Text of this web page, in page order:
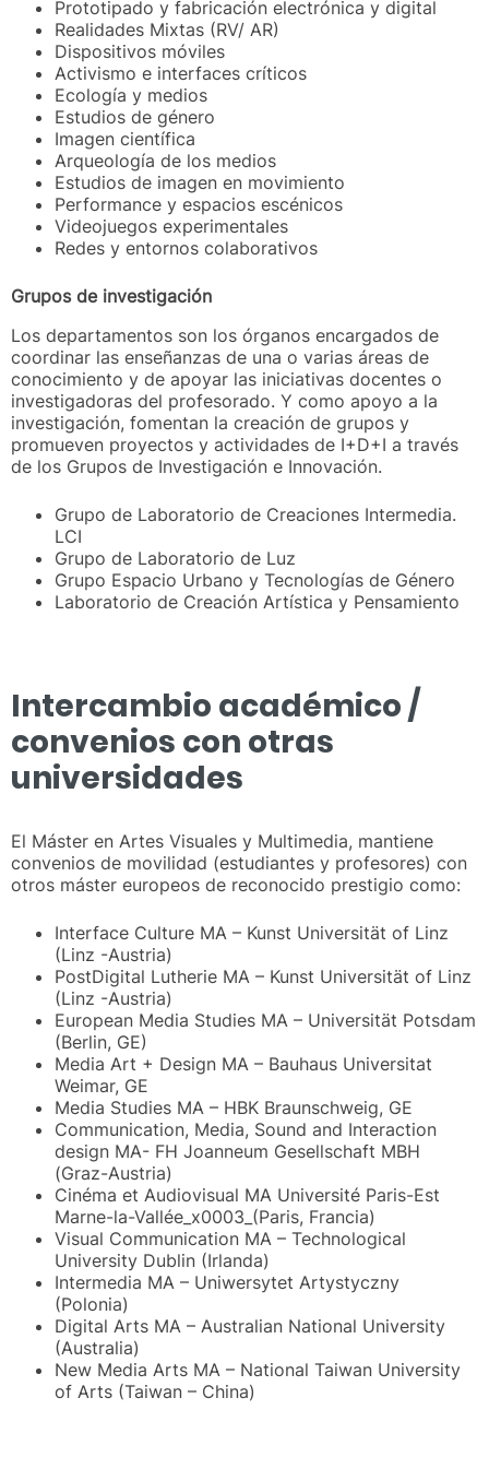
Prototipado y fabricación electrónica y digital
Realidades Mixtas (RV/ AR)
Dispositivos móviles
Activismo e interfaces críticos
Ecología y medios
Estudios de género
Imagen científica
Arqueología de los medios
Estudios de imagen en movimiento
Performance y espacios escénicos
Videojuegos experimentales
Redes y entornos colaborativos
Grupos de investigación
Los departamentos son los órganos encargados de
coordinar las enseñanzas de una o varias áreas de
conocimiento y de apoyar las iniciativas docentes o
investigadoras del profesorado. Y como apoyo a la
investigación, fomentan la creación de grupos y
promueven proyectos y actividades de I+D+I a través
de los Grupos de Investigación e Innovación.
Grupo de Laboratorio de Creaciones Intermedia.
LCI
Grupo de Laboratorio de Luz
Grupo Espacio Urbano y Tecnologías de Género
Laboratorio de Creación Artística y Pensamiento
Intercambio académico /
convenios con otras
universidades
El Máster en Artes Visuales y Multimedia, mantiene
convenios de movilidad (estudiantes y profesores) con
otros máster europeos de reconocido prestigio como:
Interface Culture MA – Kunst Universität of Linz
(Linz -Austria)
PostDigital Lutherie MA – Kunst Universität of Linz
(Linz -Austria)
European Media Studies MA – Universität Potsdam
(Berlin, GE)
Media Art + Design MA – Bauhaus Universitat
Weimar, GE
Media Studies MA – HBK Braunschweig, GE
Communication, Media, Sound and Interaction
design MA- FH Joanneum Gesellschaft MBH
(Graz-Austria)
Cinéma et Audiovisual MA Université Paris-Est
Marne-la-Vallée_x0003_(Paris, Francia)
Visual Communication MA – Technological
University Dublin (Irlanda)
Intermedia MA – Uniwersytet Artystyczny
(Polonia)
Digital Arts MA – Australian National University
(Australia)
New Media Arts MA – National Taiwan University
of Arts (Taiwan – China)